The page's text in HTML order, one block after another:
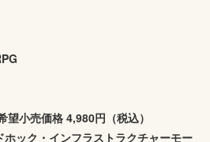
望小売価格 4,980円（税込）
ホック・インフラストラクチャーモー